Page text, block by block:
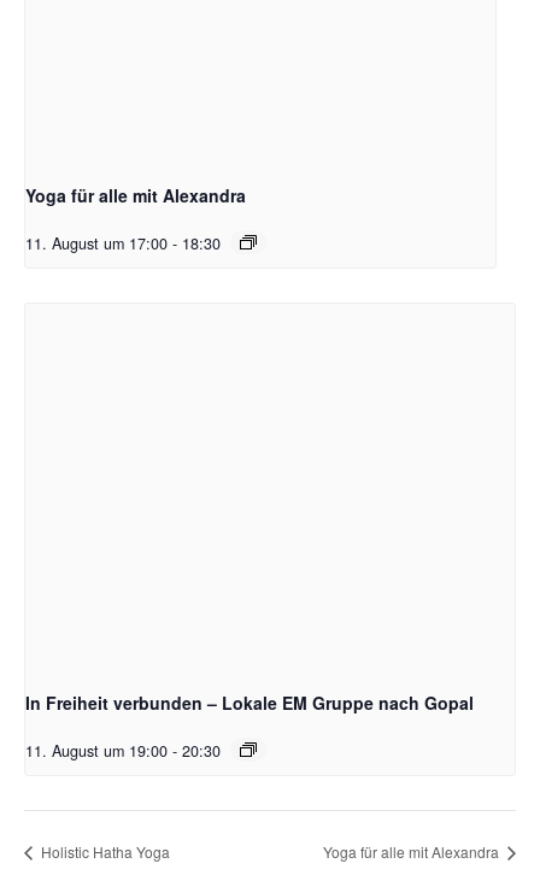
Yoga für alle mit Alexandra
11. August um 17:00 - 18:30
In Freiheit verbunden – Lokale EM Gruppe nach Gopal
11. August um 19:00 - 20:30
Holistic Hatha Yoga Yoga für alle mit Alexandra